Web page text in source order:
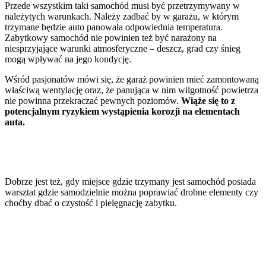
Przede wszystkim taki samochód musi być przetrzymywany w
należytych warunkach. Należy zadbać by w garażu, w którym
trzymane będzie auto panowała odpowiednia temperatura.
Zabytkowy samochód nie powinien też być narażony na
niesprzyjające warunki atmosferyczne – deszcz, grad czy śnieg
mogą wpływać na jego kondycję.
Wśród pasjonatów mówi się, że garaż powinien mieć zamontowaną
właściwą wentylację oraz, że panująca w nim wilgotność powietrza
nie powinna przekraczać pewnych poziomów. Wiąże się to z
potencjalnym ryzykiem wystąpienia korozji na elementach
auta.
Dobrze jest też, gdy miejsce gdzie trzymany jest samochód posiada
warsztat gdzie samodzielnie można poprawiać drobne elementy czy
choćby dbać o czystość i pielęgnację zabytku.